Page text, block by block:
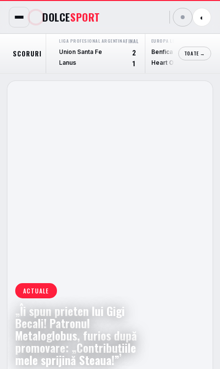
DOLCESPORT ◐
SCORURI
LIGA PROFESIONAL ARGENTINAFINAL
Union Santa Fe
2
Lanus 1
EUROPA LEAGUE
Benfica
6
Heart Of Midlothian
TOATE →
ACTUALE
„Îi spun prieten lui Gigi
Becali! Patronul
Metaloglobus, furios după
promovare: „Contribuțiile
mele sprijină Steaua!”